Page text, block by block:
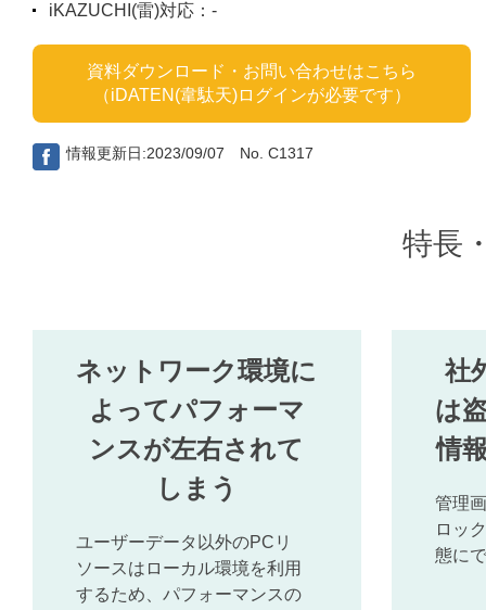
iKAZUCHI(雷)対応：-
資料ダウンロード・お問い合わせはこちら
（iDATEN(韋駄天)ログインが必要です）
情報更新日:2023/09/07 No. C1317
特長
ネットワーク環境に
よってパフォーマ
ンスが左右されて
しまう
ユーザーデータ以外のPCリ
ソースはローカル環境を利用
するため、パフォーマンスの
社
は
情
管理
ロッ
態に